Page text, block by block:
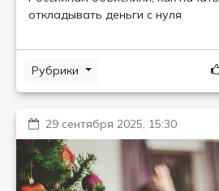
откладывать деньги с нуля
Рубрики
29 сентября 2025, 15:30